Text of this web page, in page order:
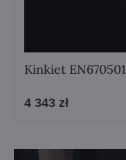
Kinkiet EN670501
4 343 zł